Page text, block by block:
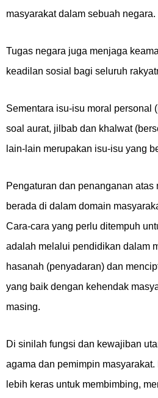
masyarakat dalam sebuah negara.
Tugas negara juga menjaga
keadilan sosial bagi seluruh
Sementara isu-isu moral personal
soal aurat, jilbab dan khalwat
lain-lain merupakan isu-isu yang
Pengaturan dan penanganan atas
berada di dalam domain
Cara-cara yang perlu ditempuh
adalah melalui pendidikan dalam
hasanah (penyadaran) dan
yang baik dengan kehendak
masing.
Di sinilah fungsi dan kewajiban
agama dan pemimpin
lebih keras untuk membimbing,